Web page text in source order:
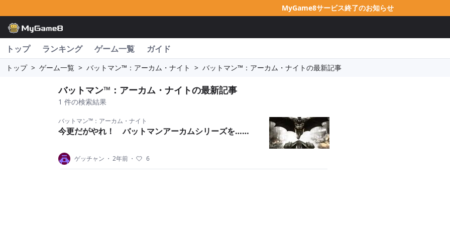
MyGame8サービス終了のお知らせ
トップ ランキング ゲーム一覧 ガイド
トップ > ゲーム一覧 > バットマン™：アーカム・ナイト > バットマン™：アーカム・ナイトの最新記事
バットマン™：アーカム・ナイトの最新記事
1 件の検索結果
バットマン™：アーカム・ナイト
今更だがやれ！ バットマンアーカムシリーズを……
ゲッチャン ・ 2年前 ・ 6